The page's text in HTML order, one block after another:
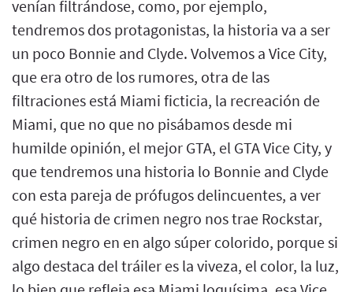
venían filtrándose, como, por ejemplo,
tendremos dos protagonistas, la historia va a ser
un poco Bonnie and Clyde. Volvemos a Vice City,
que era otro de los rumores, otra de las
filtraciones está Miami ficticia, la recreación de
Miami, que no que no pisábamos desde mi
humilde opinión, el mejor GTA, el GTA Vice City, y
que tendremos una historia lo Bonnie and Clyde
con esta pareja de prófugos delincuentes, a ver
qué historia de crimen negro nos trae Rockstar,
crimen negro en en algo súper colorido, porque si
algo destaca del tráiler es la viveza, el color, la luz,